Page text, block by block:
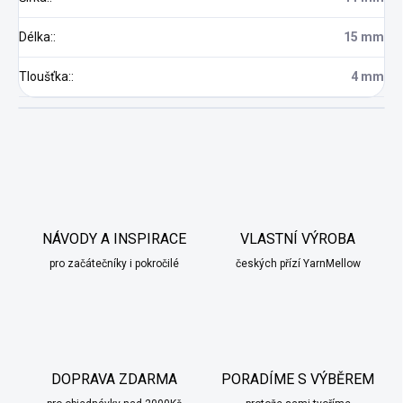
Délka:: 15 mm
Tloušťka:: 4 mm
NÁVODY A INSPIRACE
pro začátečníky i pokročilé
VLASTNÍ VÝROBA
českých přízí YarnMellow
DOPRAVA ZDARMA PORADÍME S VÝBĚREM